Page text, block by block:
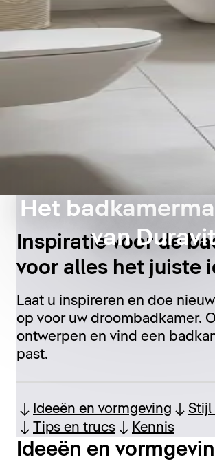
Het
van
Inspiratie voor de
voor alles het juiste
Laat u inspireren en doe
op voor uw droombadkamer.
ontwerpen en vind een
past.
Ideeën en vormgeving
Stijl
Tips en trucs
Kennis
Ideeën en